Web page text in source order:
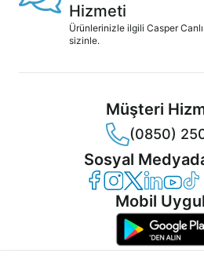
Hizmeti
Ürünlerinizle ilgili Casper
sizinle.
Müşteri
(0850)
Sosyal
Casper Facebook
Casper Instagram
Casper Twitter
CasperCasper
Mobil